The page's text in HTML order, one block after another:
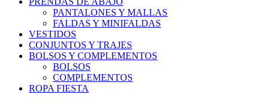
PANTALONES Y MALLAS
FALDAS Y MINIFALDAS
VESTIDOS
CONJUNTOS Y TRAJES
BOLSOS Y COMPLEMENTOS
BOLSOS
COMPLEMENTOS
ROPA FIESTA